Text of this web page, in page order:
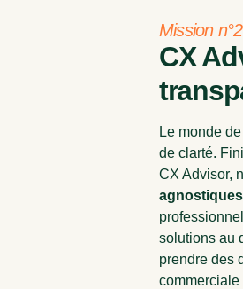
Mission n°2
CX
Le monde de
de clarté.
CX Advisor,
agnostiques
solutions au
prendre des
commerciale